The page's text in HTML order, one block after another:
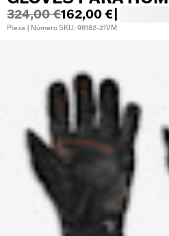
324,00 €162,00 €
Pieza | Número SKU: 98182-21VM